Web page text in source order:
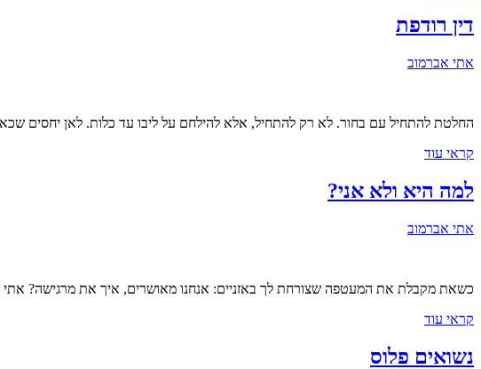
דין רודפת
אתי אברמוב
החלטת להתחיל עם בחור. לא רק להתחיל, אלא להילחם על ליבו עד כלות. לאן יחסים
קראי עוד
למה היא ולא אני?
אתי אברמוב
כשאת מקבלת את המעטפה שצורחת לך באזניים: אנחנו מאושרים, איך את מרגישה?
קראי עוד
נשואים פלוס